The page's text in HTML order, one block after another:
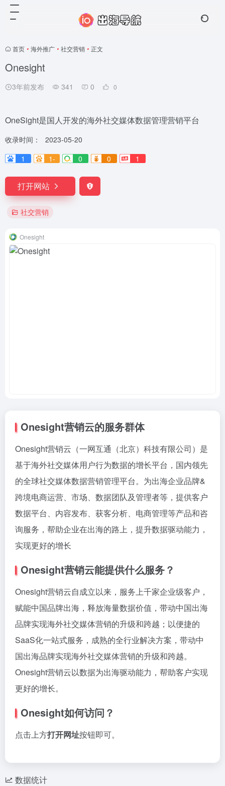
首页 • 海外推广 • 社交营销 • 正文
Onesight
3年前发布 341 0 0
OneSight是国人开发的海外社交媒体数据管理营销平台
收录时间：
2023-05-20
1
1- 0 0 1
打开网站
社交营销
Onesight
Onesight营销云的服务群体
Onesight营销云（一网互通（北京）科技有限公司）是
基于海外社交媒体用户行为数据的增长平台，国内领先
的全球社交媒体数据营销管理平台。为出海企业品牌&
跨境电商运营、市场、数据团队及管理者等，提供客户
数据平台、内容发布、获客分析、电商管理等产品和咨
询服务，帮助企业在出海的路上，提升数据驱动能力，
实现更好的增长
Onesight营销云能提供什么服务？
Onesight营销云自成立以来，服务上千家企业级客户，
赋能中国品牌出海，释放海量数据价值，带动中国出海
品牌实现海外社交媒体营销的升级和跨越；以便捷的
SaaS化一站式服务，成熟的全行业解决方案，带动中
国出海品牌实现海外社交媒体营销的升级和跨越。
Onesight营销云以数据为出海驱动能力，帮助客户实现
更好的增长。
Onesight如何访问？
点击上方打开网址按钮即可。
数据统计